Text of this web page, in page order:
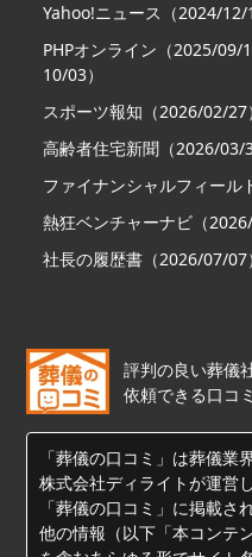
Yahoo!ニュース（2024/
PHPオンライン（2025/09/
10/03）
スポーツ報知（2026/02/27）
高齢者住宅新聞（2026/03/
ファイナンシャルフィール
熱狂ベンチャーナビ（2026/
社長の履歴書（2026/07/07）
評判の良い葬儀
依頼できる口コ
「葬儀の口コミ」は葬儀業
株式会社ディライトが運営
「葬儀の口コミ」に掲載さ
他の情報（以下「本コンテ